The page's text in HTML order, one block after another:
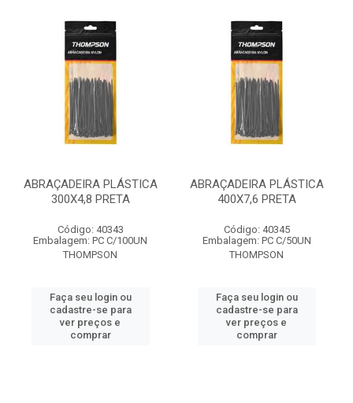
ABRAÇADEIRA PLÁSTICA
300X4,8 PRETA
Código: 40343
Embalagem: PC C/100UN
THOMPSON
Faça seu login ou
cadastre-se para
ver preços e
comprar
ABRAÇADEIRA PLÁSTICA
400X7,6 PRETA
Código: 40345
Embalagem: PC C/50UN
THOMPSON
Faça seu login ou
cadastre-se para
ver preços e
comprar